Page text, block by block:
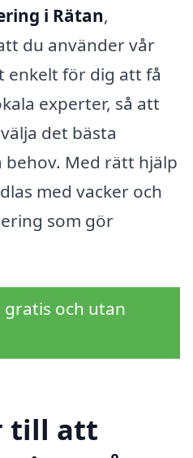
i Rätan,
du använder vår
enkelt för dig att få
experter, så att
det bästa
Med rätt hjälp
med vacker och
som gör
gratis och utan
till att